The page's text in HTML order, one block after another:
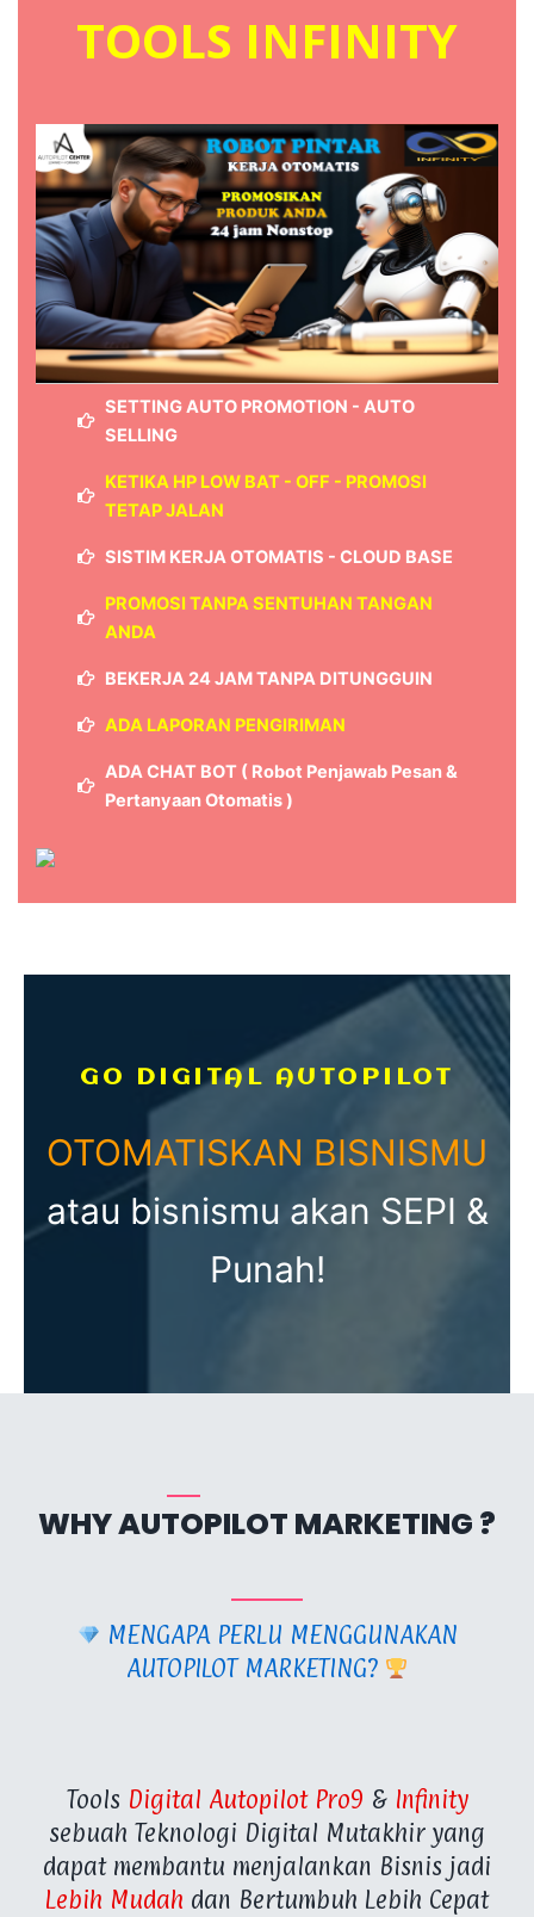
TOOLS INFINITY
SETTING AUTO PROMOTION - AUTO
SELLING
KETIKA HP LOW BAT - OFF - PROMOSI
TETAP JALAN
SISTIM KERJA OTOMATIS - CLOUD BASE
PROMOSI TANPA SENTUHAN TANGAN
ANDA
BEKERJA 24 JAM TANPA DITUNGGUIN
ADA LAPORAN PENGIRIMAN
ADA CHAT BOT ( Robot Penjawab Pesan &
Pertanyaan Otomatis )
GO DIGITAL AUTOPILOT
OTOMATISKAN BISNISMU
atau bisnismu akan SEPI &
Punah!
WHY AUTOPILOT MARKETING ?
MENGAPA PERLU MENGGUNAKAN
AUTOPILOT MARKETING?
Tools Digital Autopilot Pro9 & Infinity
sebuah Teknologi Digital Mutakhir yang
dapat membantu menjalankan Bisnis jadi
Lebih Mudah dan Bertumbuh Lebih Cepat